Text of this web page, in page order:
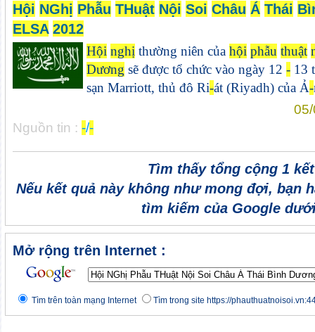
Hội NGhị Phẫu THuật Nội Soi Châu Á Thái
ELSA 2012
Hội nghị thường niên của hội phẫu thuật
Dương sẽ được tổ chức vào ngày 12 -13
sạn Marriott, thủ đô Ri-át (Riyadh) của Ả-
Nguồn tin : -/-
Tìm thấy tổng cộng 1
Nếu kết quả này không như mong đợi, bạn
tìm kiếm của Google
Mở rộng trên Internet :
Tìm trên toàn mạng Internet Tìm trong site https://